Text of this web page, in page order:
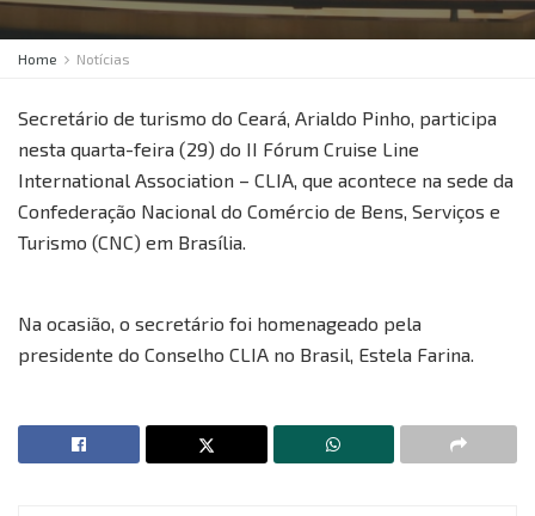
Home Notícias
Secretário de turismo do Ceará, Arialdo Pinho, participa
nesta quarta-feira (29) do II Fórum Cruise Line
International Association – CLIA, que acontece na sede da
Confederação Nacional do Comércio de Bens, Serviços e
Turismo (CNC) em Brasília.
Na ocasião, o secretário foi homenageado pela
presidente do Conselho CLIA no Brasil, Estela Farina.